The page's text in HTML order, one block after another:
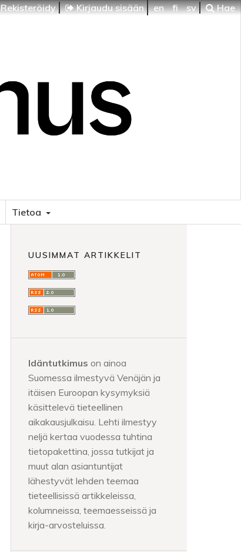
Rekisteröidy Kirjaudu sisään en fi sv Hae
Tietoa
UUSIMMAT ARTIKKELIT
Idäntutkimus on ainoa
Suomessa ilmestyvä Venäjän ja
itäisen Euroopan kysymyksiä
käsittelevä tieteellinen
aikakausjulkaisu. Lehti ilmestyy
neljä kertaa vuodessa tuhtina
tietopakettina, jossa tutkijat ja
muut alan asiantuntijat
lähestyvät lehden teemaa
tieteellisissä artikkeleissa,
kolumneissa, teemaesseissä ja
kirja-arvosteluissa.